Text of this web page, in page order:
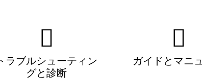
トラブルシューティン
グと診断
ガイドとマニ